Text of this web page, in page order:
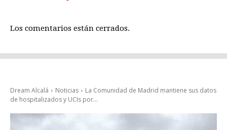
Los comentarios están cerrados.